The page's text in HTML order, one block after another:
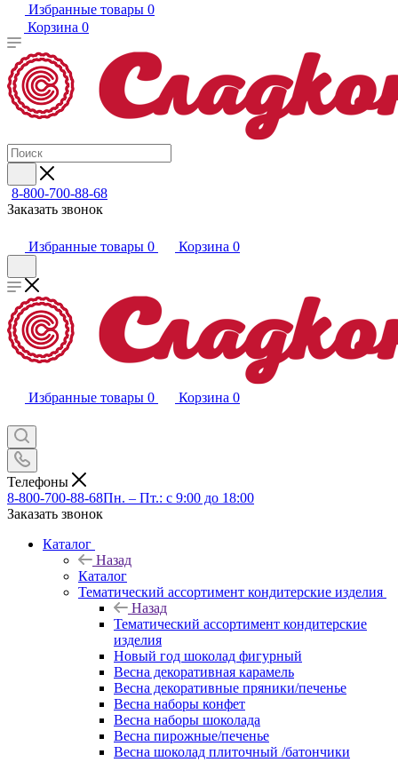
Избранные товары 0
Корзина 0
8-800-700-88-68
Заказать звонок
Избранные товары 0 Корзина 0
Избранные товары 0 Корзина 0
Телефоны
8-800-700-88-68Пн. – Пт.: с 9:00 до 18:00
Заказать звонок
Каталог
Назад
Каталог
Тематический ассортимент кондитерские изделия
Назад
Тематический ассортимент кондитерские
изделия
Новый год шоколад фигурный
Весна декоративная карамель
Весна декоративные пряники/печенье
Весна наборы конфет
Весна наборы шоколада
Весна пирожные/печенье
Весна шоколад плиточный /батончики